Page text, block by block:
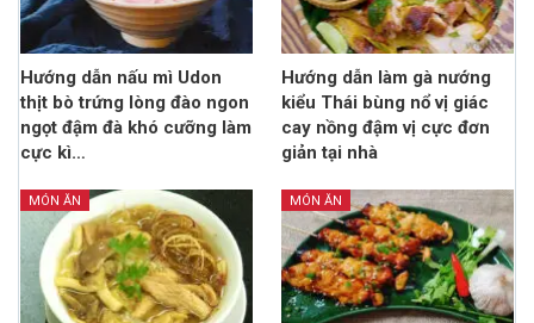
Hướng dẫn nấu mì Udon
thịt bò trứng lòng đào ngon
ngọt đậm đà khó cưỡng làm
cực kì…
Hướng dẫn làm gà nướng
kiểu Thái bùng nổ vị giác
cay nồng đậm vị cực đơn
giản tại nhà
MÓN ĂN MÓN ĂN